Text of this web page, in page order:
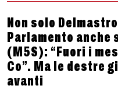
Non solo
Parlamento anche
(M5S): “Fuori i
Co”. Ma le destre
avanti